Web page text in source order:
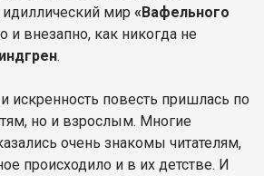
идиллический мир «Вафельного
и внезапно, как никогда не
.
искренность повесть пришлась по
но и взрослым. Многие
очень знакомы читателям,
происходило и в их детстве. И